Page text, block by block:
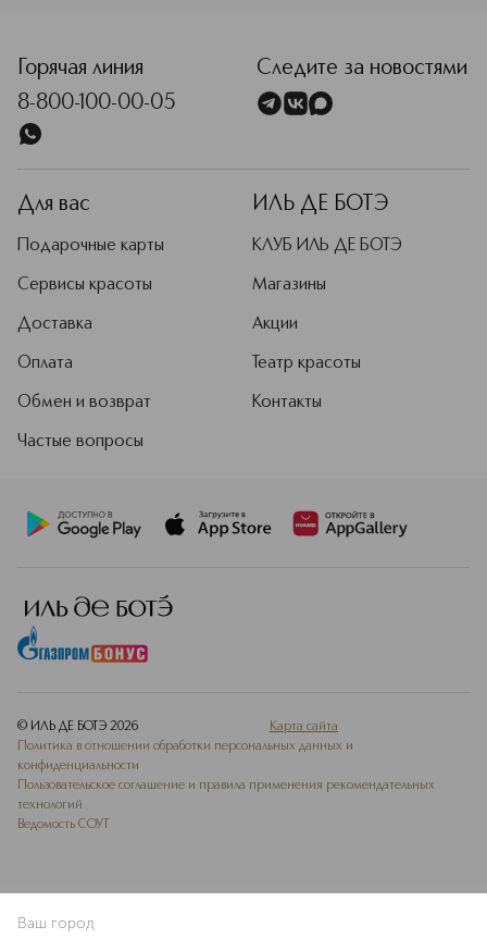
Горячая линия
8-800-100-00-05
Следите за новостями
Для вас
Подарочные карты
Сервисы красоты
Доставка
Оплата
Обмен и возврат
Частые вопросы
ИЛЬ ДЕ БОТЭ
КЛУБ ИЛЬ ДЕ БОТЭ
Магазины
Акции
Театр красоты
Контакты
© ИЛЬ ДЕ БОТЭ 2026
Карта сайта
Политика в отношении обработки персональных данных и
конфиденциальности
Пользовательское соглашение и правила применения рекомендательных
технологий
Ведомость СОУТ
Ваш город